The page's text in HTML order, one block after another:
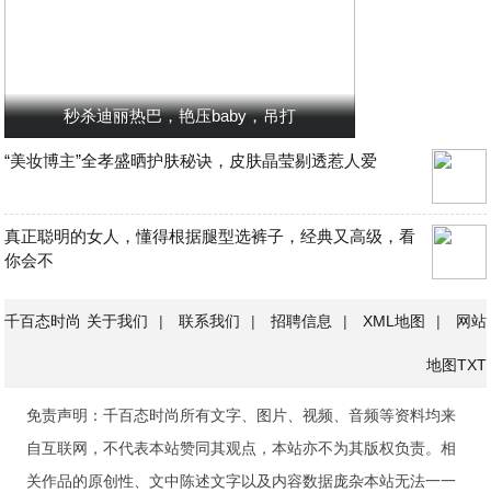
秒杀迪丽热巴，艳压baby，吊打
“美妆博主”全孝盛晒护肤秘诀，皮肤晶莹剔透惹人爱
真正聪明的女人，懂得根据腿型选裤子，经典又高级，看
你会不
千百态时尚 关于我们 | 联系我们 | 招聘信息 | XML地图 | 网站
地图TXT
免责声明：千百态时尚所有文字、图片、视频、音频等资料均来
自互联网，不代表本站赞同其观点，本站亦不为其版权负责。相
关作品的原创性、文中陈述文字以及内容数据庞杂本站无法一一